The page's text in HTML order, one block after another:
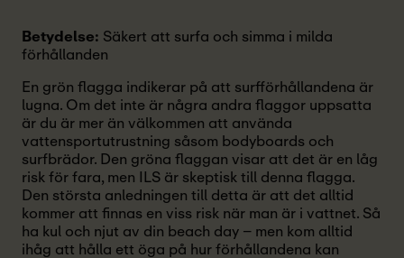
Betydelse: Säkert att surfa och simma i milda
förhållanden
En grön flagga indikerar på att surfförhållandena är
lugna. Om det inte är några andra flaggor uppsatta
är du är mer än välkommen att använda
vattensportutrustning såsom bodyboards och
surfbrädor. Den gröna flaggan visar att det är en låg
risk för fara, men ILS är skeptisk till denna flagga.
Den största anledningen till detta är att det alltid
kommer att finnas en viss risk när man är i vattnet. Så
ha kul och njut av din beach day – men kom alltid
ihåg att hålla ett öga på hur förhållandena kan